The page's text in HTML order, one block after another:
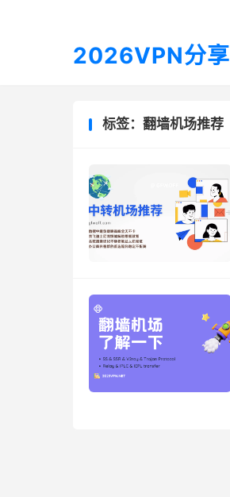
2026VPN分享
标签：翻墙机场推荐